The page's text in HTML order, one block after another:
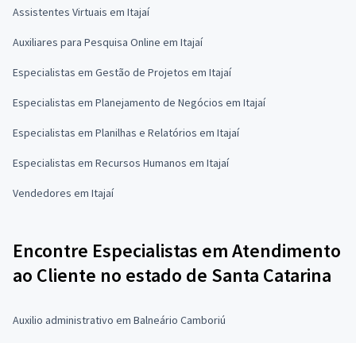
Assistentes Virtuais em Itajaí
Auxiliares para Pesquisa Online em Itajaí
Especialistas em Gestão de Projetos em Itajaí
Especialistas em Planejamento de Negócios em Itajaí
Especialistas em Planilhas e Relatórios em Itajaí
Especialistas em Recursos Humanos em Itajaí
Vendedores em Itajaí
Encontre Especialistas em Atendimento
ao Cliente no estado de Santa Catarina
Auxilio administrativo em Balneário Camboriú